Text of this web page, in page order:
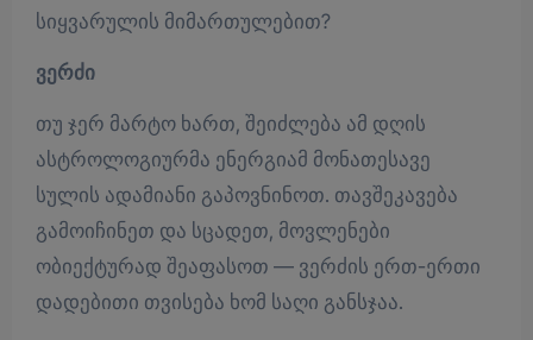
სიყვარულის მიმართულებით?
ვერძი
თუ ჯერ მარტო ხართ, შეიძლება ამ დღის
ასტროლოგიურმა ენერგიამ მონათესავე
სულის ადამიანი გაპოვნინოთ. თავშეკავება
გამოიჩინეთ და სცადეთ, მოვლენები
ობიექტურად შეაფასოთ — ვერძის ერთ-ერთი
დადებითი თვისება ხომ საღი განსჯაა.